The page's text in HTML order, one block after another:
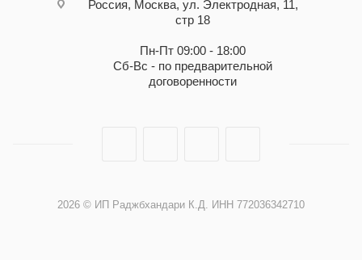
Россия, Москва, ул. Электродная, 11,
стр 18
Пн-Пт 09:00 - 18:00
Сб-Вс - по предварительной
договоренности
2026 © ИП Раджбхандари К.Д. ИНН 772036342710